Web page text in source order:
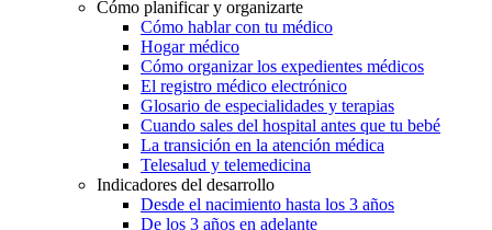
Cómo planificar y organizarte
Cómo hablar con tu médico
Hogar médico
Cómo organizar los expedientes médicos
El registro médico electrónico
Glosario de especialidades y terapias
Cuando sales del hospital antes que tu bebé
La transición en la atención médica
Telesalud y telemedicina
Indicadores del desarrollo
Desde el nacimiento hasta los 3 años
De los 3 años en adelante